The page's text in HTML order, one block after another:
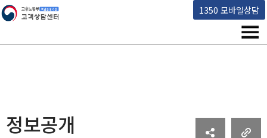
1350 모바일상담
고용노동부 책임운영기관 고객상담센터
메
정보공개